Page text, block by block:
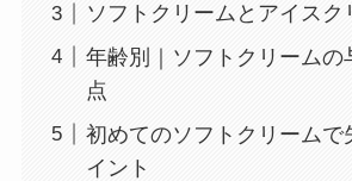
ソフトクリームとアイスク
年齢別｜ソフトクリームの
点
初めてのソフトクリームで
イント